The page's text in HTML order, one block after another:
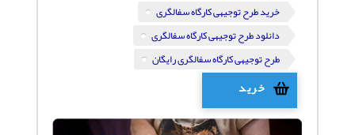
خرید طرح توجیهی کارگاه سفالگری
دانلود طرح توجیهی کارگاه سفالگری
طرح توجیهی کارگاه سفالگری رایگان
خرید